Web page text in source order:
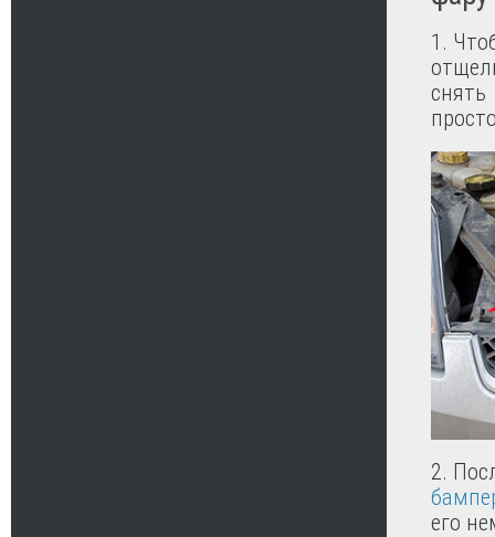
1.
снять
2.
его